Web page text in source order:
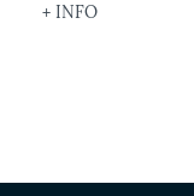
+ INFO